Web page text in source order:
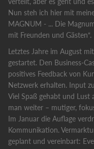
Nun steh ich hier mit
MAGNUM - ... Die
mit Freunden und Gästen“.
Letztes Jahre im August
gestartet. Den Business-
positives Feedback von
Netzwerk erhalten. Input
Viel Spaß gehabt und Lust
man weiter – mutiger,
Im Januar die Auflage
Kommunikation.
geplant und vereinbart: